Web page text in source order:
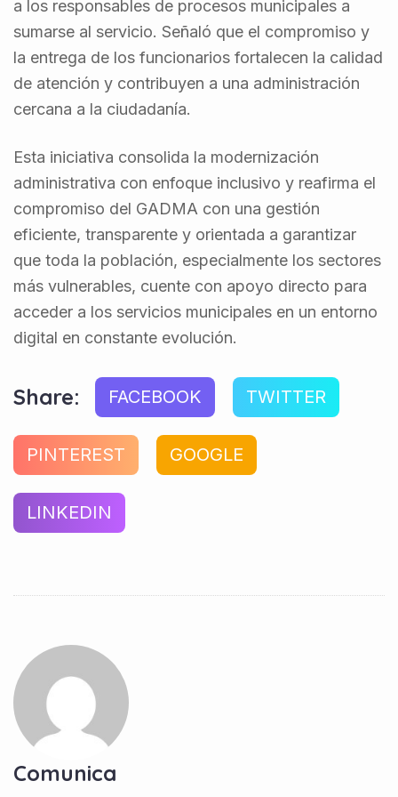
a los responsables de procesos municipales a
sumarse al servicio. Señaló que el compromiso y
la entrega de los funcionarios fortalecen la calidad
de atención y contribuyen a una administración
cercana a la ciudadanía.
Esta iniciativa consolida la modernización
administrativa con enfoque inclusivo y reafirma el
compromiso del GADMA con una gestión
eficiente, transparente y orientada a garantizar
que toda la población, especialmente los sectores
más vulnerables, cuente con apoyo directo para
acceder a los servicios municipales en un entorno
digital en constante evolución.
Share: FACEBOOK TWITTER
PINTEREST GOOGLE
LINKEDIN
Comunica